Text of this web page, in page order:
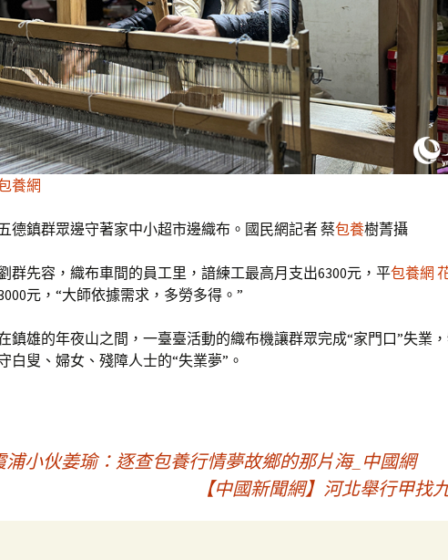
養網
德鎮群眾邊守著家中小超市邊織布。國民網記者 蔡包養樹菁攝
群先容，織布車間的員工里，諳練工最高月支出6300元，平包養網
元，“大師依據需求，多勞多得。”
鎮雄的年夜山之間，一臺臺活動的織布機讓群眾完成“家門口”失業
白叟、婦女、殘障人士的“失業夢”。
小伙姜瑜：逐查包養行情夢故鄉的那片海_中國網
【中國新聞網】河北舉行甲